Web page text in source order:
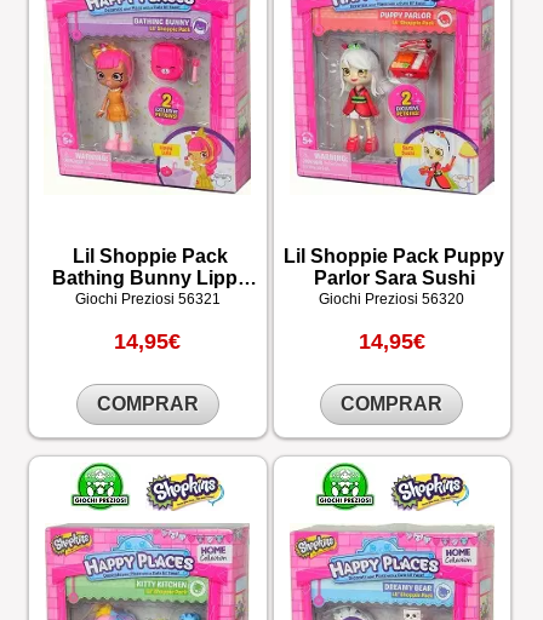
Lil Shoppie Pack
Bathing Bunny Lippy
Lulu
Giochi Preziosi 56321
14,95€
COMPRAR
Lil Shoppie Pack Puppy
Parlor Sara Sushi
Giochi Preziosi 56320
14,95€
COMPRAR